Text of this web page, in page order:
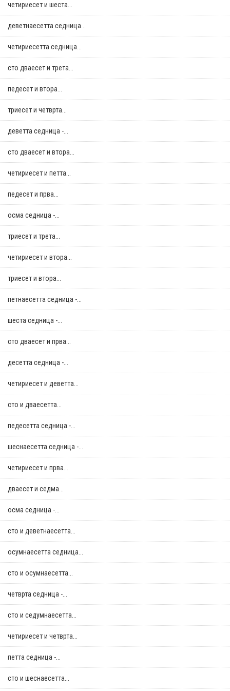
четириесет и шеста...
деветнаесетта седница...
четириесетта седница...
сто дваесет и трета...
педесет и втора...
триесет и четврта...
деветта седница -...
сто дваесет и втора...
четириесет и петта...
педесет и прва...
осма седница -...
триесет и трета...
четириесет и втора...
триесет и втора...
петнаесетта седница -...
шеста седница -...
сто дваесет и прва...
десетта седница -...
четириесет и деветта...
сто и дваесетта...
педесетта седница -...
шеснаесетта седница -...
четириесет и прва...
дваесет и седма...
осма седница -...
сто и деветнаесетта...
осумнaесетта седница...
сто и осумнaесетта...
четврта седница -...
сто и седумнаесетта...
четириесет и четврта...
петта седница -...
сто и шеснаесетта...